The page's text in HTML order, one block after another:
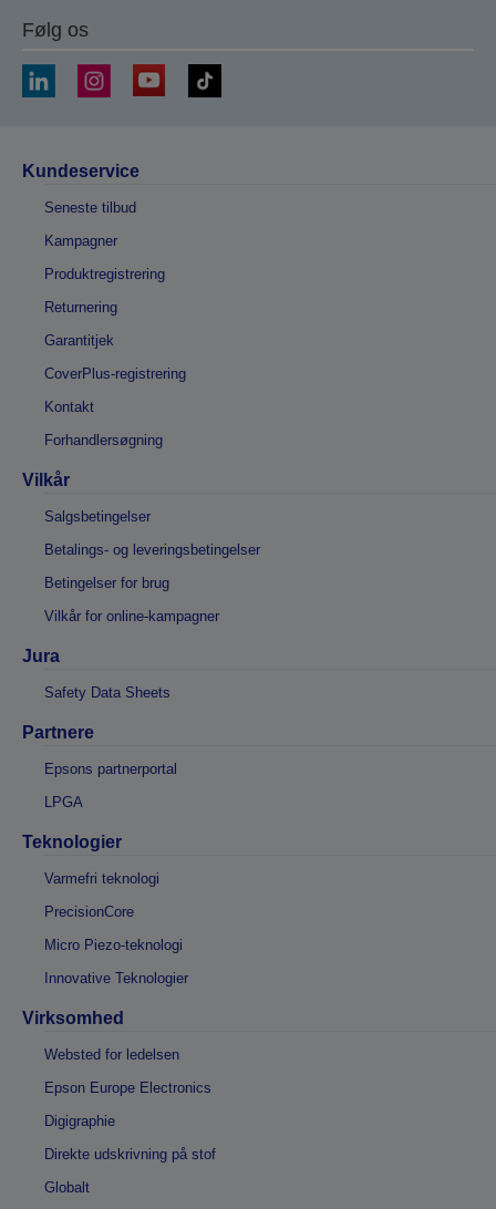
Følg os
Kundeservice
Seneste tilbud
Kampagner
Produktregistrering
Returnering
Garantitjek
CoverPlus-registrering
Kontakt
Forhandlersøgning
Vilkår
Salgsbetingelser
Betalings- og leveringsbetingelser
Betingelser for brug
Vilkår for online-kampagner
Jura
Safety Data Sheets
Partnere
Epsons partnerportal
LPGA
Teknologier
Varmefri teknologi
PrecisionCore
Micro Piezo-teknologi
Innovative Teknologier
Virksomhed
Websted for ledelsen
Epson Europe Electronics
Digigraphie
Direkte udskrivning på stof
Globalt